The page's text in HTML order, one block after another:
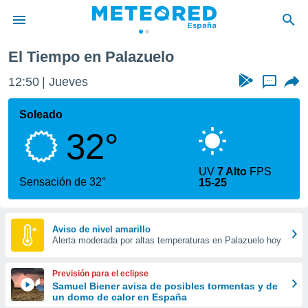
de
por
que se
calidad.
a este
las
y
forma
digital
basada
El Tiempo en Palazuelo
12:50 Jueves ...
Soleado
32°
Sensación de 32°
UV7 Alto FPS
15-25
Aviso de nivel amarillo
Alerta moderada por altas temperaturas en Palazuelo hoy
Previsión para el eclipse
Samuel Biener avisa de posibles tormentas y de
un domo de calor en España